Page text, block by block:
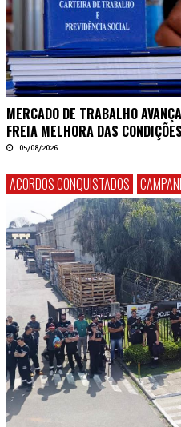
MERCADO DE TRABALHO
FREIA MELHORA DAS
05/08/2026
ACORDOS CONQUISTADOS